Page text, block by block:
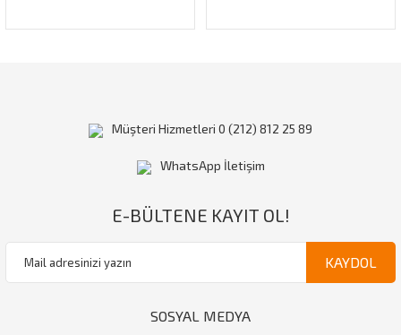
Müşteri Hizmetleri 0 (212) 812 25 89
WhatsApp İletişim
E-BÜLTENE KAYIT OL!
KAYDOL
SOSYAL MEDYA